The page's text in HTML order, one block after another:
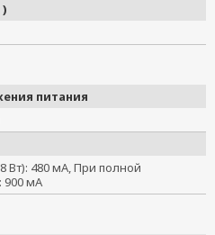
питания
Вт): 480 мА, При полной
900 мА